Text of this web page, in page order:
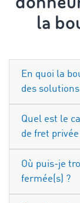
la
En quoi la
des
Quel est le
de fret privée
Où puis-je
fermée(s) ?